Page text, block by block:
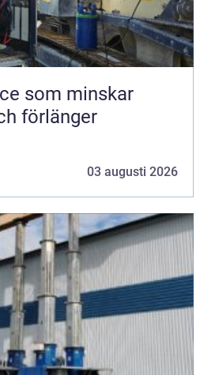
som minskar
förlänger
03 augusti 2026